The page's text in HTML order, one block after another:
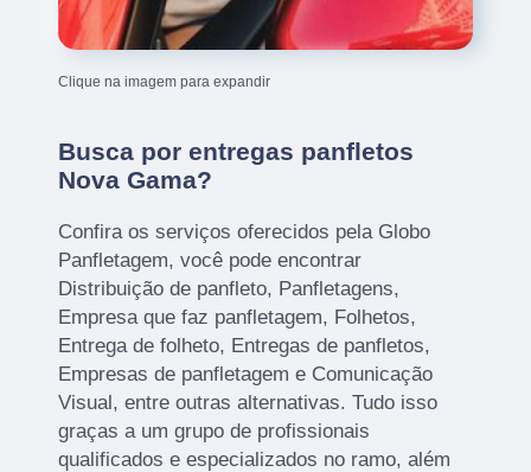
Clique na imagem para expandir
Busca por entregas panfletos
Nova Gama?
Confira os serviços oferecidos pela Globo
Panfletagem, você pode encontrar
Distribuição de panfleto, Panfletagens,
Empresa que faz panfletagem, Folhetos,
Entrega de folheto, Entregas de panfletos,
Empresas de panfletagem e Comunicação
Visual, entre outras alternativas. Tudo isso
graças a um grupo de profissionais
qualificados e especializados no ramo, além